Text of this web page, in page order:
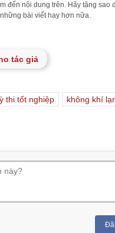
đến nội dung trên. Hãy tặng sao
bài viết hay hơn nữa.
tác giả
thi tốt nghiệp
không khí